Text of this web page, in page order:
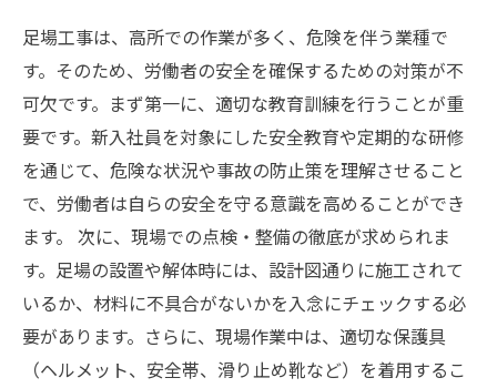
足場工事は、高所での作業が多く、危険を伴う業種で
す。そのため、労働者の安全を確保するための対策が不
可欠です。まず第一に、適切な教育訓練を行うことが重
要です。新入社員を対象にした安全教育や定期的な研修
を通じて、危険な状況や事故の防止策を理解させること
で、労働者は自らの安全を守る意識を高めることができ
ます。 次に、現場での点検・整備の徹底が求められま
す。足場の設置や解体時には、設計図通りに施工されて
いるか、材料に不具合がないかを入念にチェックする必
要があります。さらに、現場作業中は、適切な保護具
（ヘルメット、安全帯、滑り止め靴など）を着用するこ